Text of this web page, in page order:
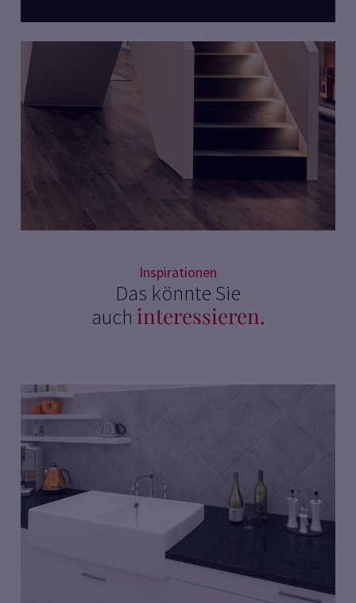
Inspirationen
Das könnte Sie
auch interessieren.